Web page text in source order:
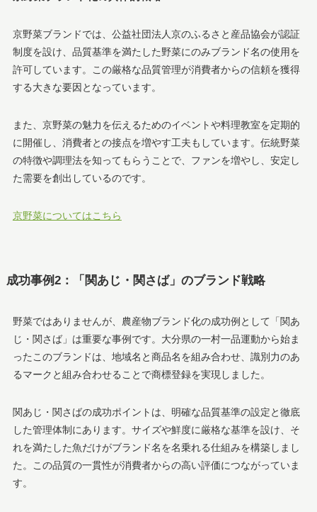
京野菜ブランドでは、公益社団法人京のふるさと産品協会が認証
制度を設け、品質基準を満たした野菜にのみブランド名の使用を
許可しています。この厳格な品質管理が消費者からの信頼を獲得
する大きな要因となっています。
また、京野菜の魅力を伝えるためのイベントや料理教室を定期的
に開催し、消費者との接点を増やす工夫もしています。伝統野菜
の特徴や調理法を知ってもらうことで、ファンを増やし、安定し
た需要を創出しているのです。
京野菜についてはこちら
成功事例2：「関あじ・関さば」のブランド戦略
野菜ではありませんが、農産物ブランド化の成功例として「関あ
じ・関さば」は重要な事例です。大分県の一村一品運動から始ま
ったこのブランドは、地域名と商品名を組み合わせ、識別力のあ
るマークと組み合わせることで商標登録を実現しました。
関あじ・関さばの成功ポイントは、明確な品質基準の設定と徹底
した管理体制にあります。サイズや鮮度に厳格な基準を設け、そ
れを満たした魚だけがブランド名を名乗れる仕組みを構築しまし
た。この品質の一貫性が消費者からの高い評価につながっていま
す。